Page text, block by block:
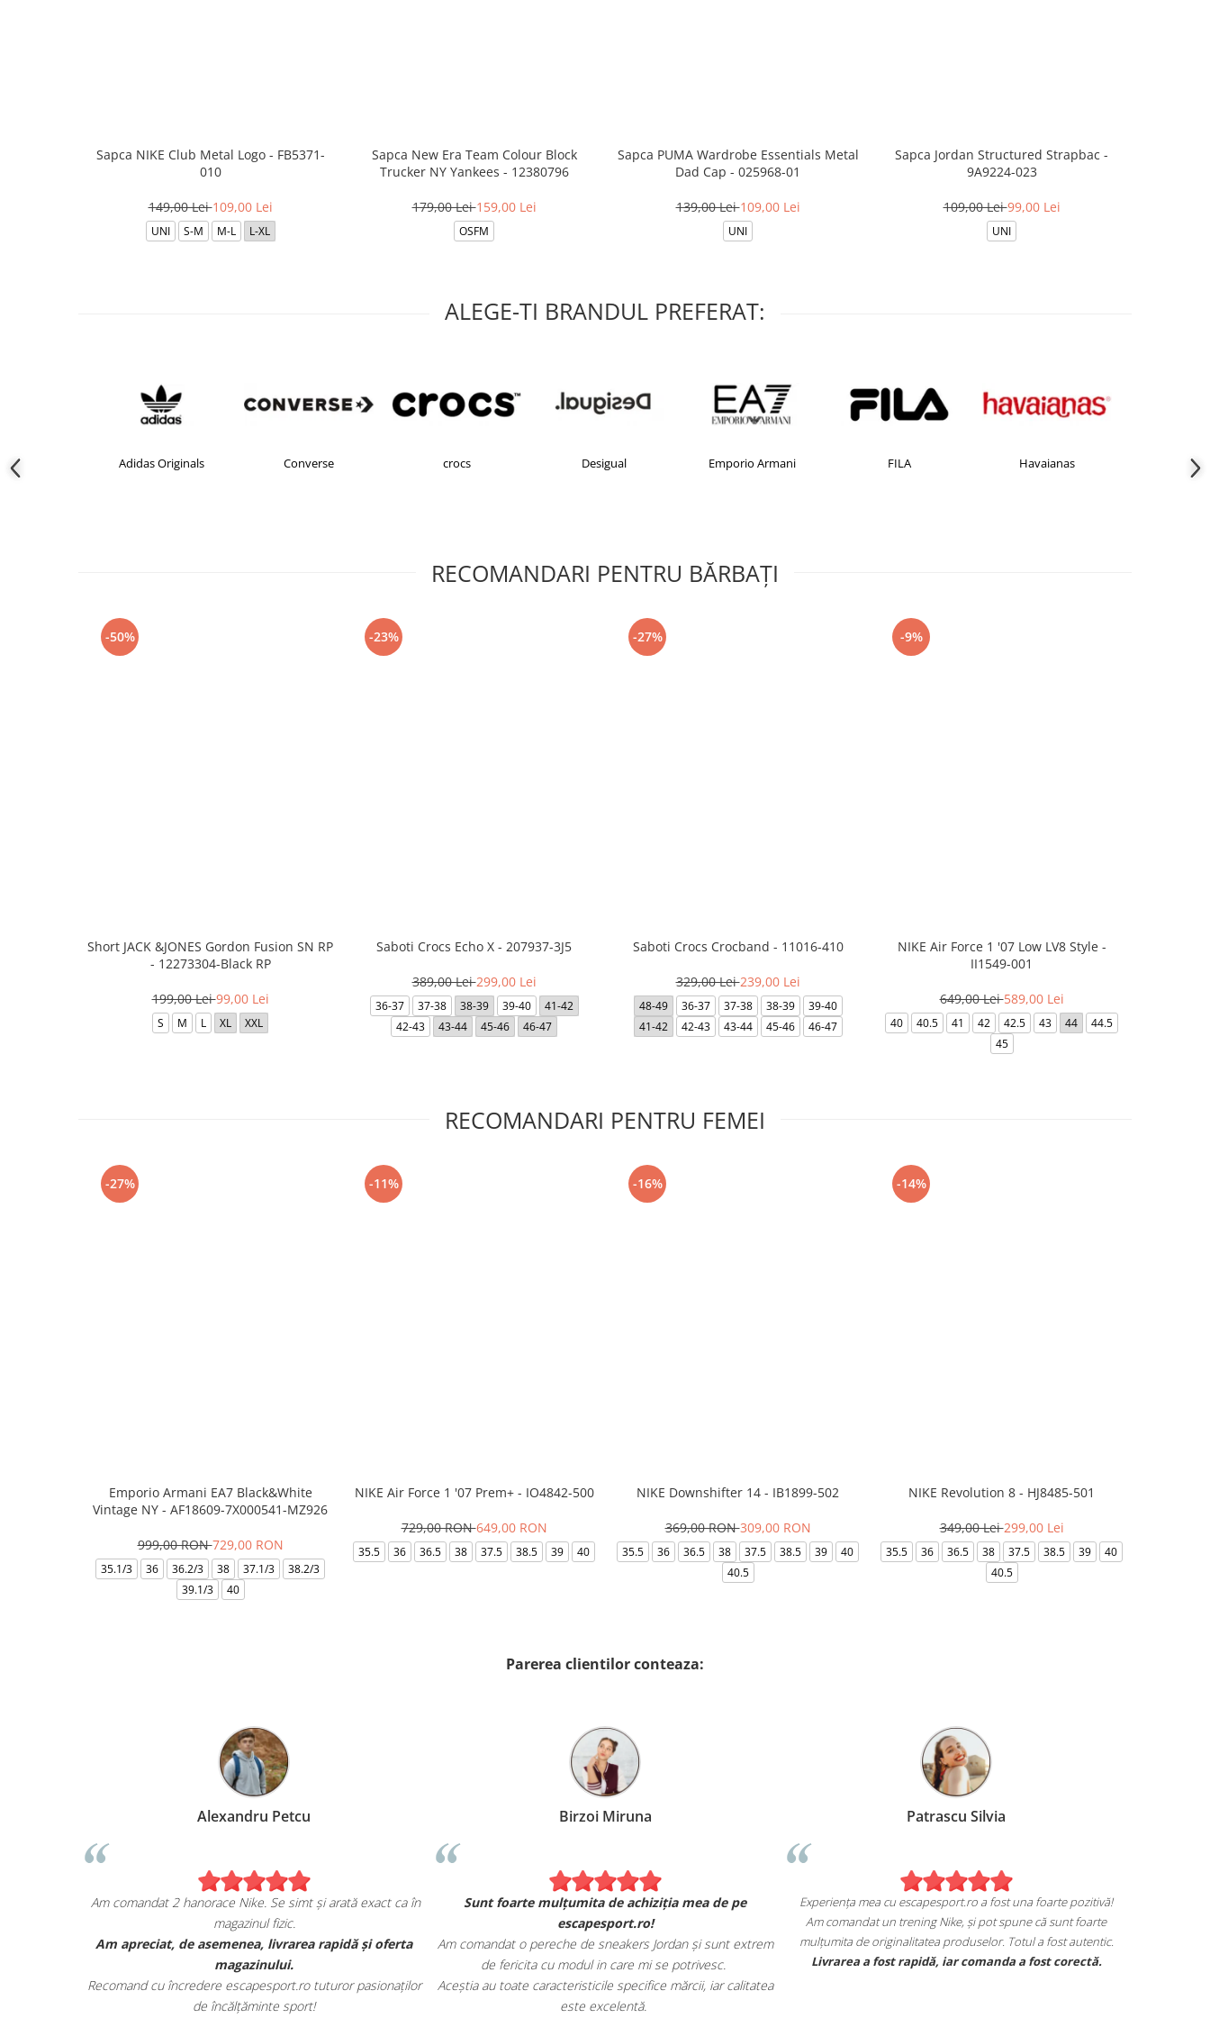
Sapca NIKE Club Metal Logo - FB5371-
010
149,00 Lei109,00 Lei
UNI S-M M-L L-XL
Sapca New Era Team Colour Block
Trucker NY Yankees - 12380796
179,00 Lei159,00 Lei
OSFM
Sapca PUMA Wardrobe Essentials Metal
Dad Cap - 025968-01
139,00 Lei109,00 Lei
UNI
Sapca Jordan Structured Strapbac -
9A9224-023
109,00 Lei99,00 Lei
UNI
ALEGE-TI BRANDUL PREFERAT:
Adidas Originals Converse Desigual Emporio Armani Havaianas
RECOMANDARI PENTRU BĂRBAŢI
-50%
Short JACK &JONES Gordon Fusion SN RP
- 12273304-Black RP
199,00 Lei99,00 Lei
S M L XL XXL
-23%
Saboti Crocs Echo X - 207937-3J5
389,00 Lei299,00 Lei
36-37 37-38 38-39 39-40
41-42
42-43
43-44 45-46 46-47
-27%
Saboti Crocs Crocband - 11016-410
329,00 Lei239,00 Lei
48-49 36-37 37-38 38-39
39-40
41-42
42-43 43-44 45-46 46-47
-9%
NIKE Air Force 1 '07 Low LV8 Style -
II1549-001
649,00 Lei589,00 Lei
40 40.5 41 42 42.5 43 44
44.5
45
RECOMANDARI PENTRU FEMEI
-27%
Emporio Armani EA7 Black&White
Vintage NY - AF18609-7X000541-MZ926
999,00 RON729,00 RON
35.1/3 36 36.2/3 38 37.1/3
38.2/3
39.1/3
40
-11%
NIKE Air Force 1 '07 Prem+ - IO4842-500
729,00 RON649,00 RON
35.5 36 36.5 38 37.5 38.5 39 40
-16%
NIKE Downshifter 14 - IB1899-502
369,00 RON309,00 RON
35.5 36 36.5 38 37.5 38.5 39
40
40.5
-14%
NIKE Revolution 8 - HJ8485-501
349,00 Lei299,00 Lei
35.5 36 36.5 38 37.5 38.5 39
40
40.5
Parerea clientilor conteaza:
mea de pe
și sunt cu
toate detaliile
Alexandru Petcu
Am comandat 2 hanorace Nike. Se simt și arată exact ca în
magazinul fizic.
Am apreciat, de asemenea, livrarea rapidă și oferta
magazinului.
Recomand cu încredere escapesport.ro tuturor pasionaților
de încălțăminte sport!
Birzoi Miruna
Sunt foarte mulțumita de achiziția mea de pe
escapesport.ro!
Am comandat o pereche de sneakers Jordan și sunt extrem
de fericita cu modul in care mi se potrivesc.
Aceștia au toate caracteristicile specifice mărcii, iar calitatea
este excelentă.
Patrascu Silvia
Experiența mea cu escapesport.ro a fost una foarte pozitivă!
Am comandat un trening Nike, și pot spune că sunt foarte
mulțumita de originalitatea produselor. Totul a fost autentic.
Livrarea a fost rapidă, iar comanda a fost corectă.